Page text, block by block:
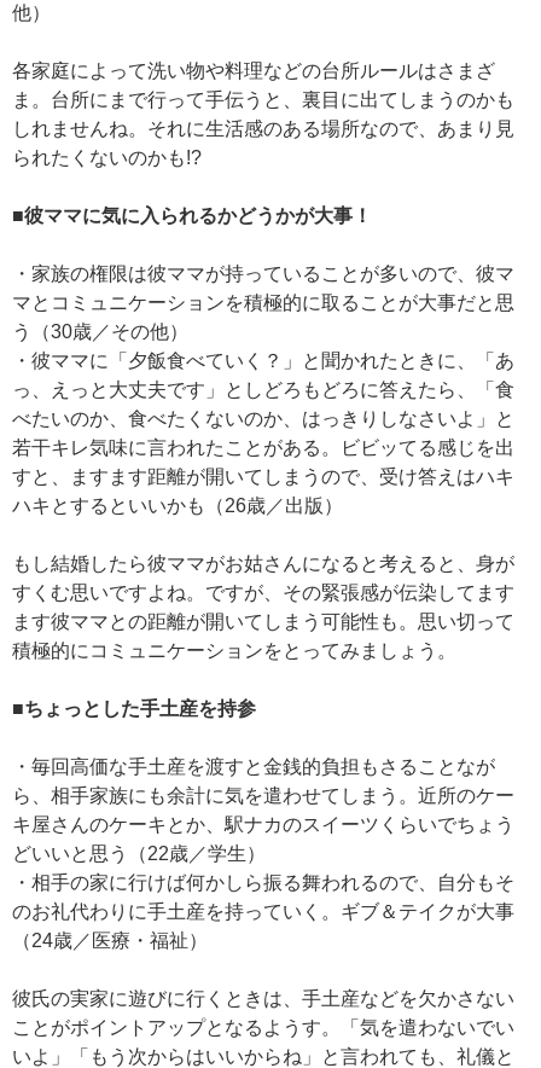
他）
各家庭によって洗い物や料理などの台所ルールはさまざ
ま。台所にまで行って手伝うと、裏目に出てしまうのかも
しれませんね。それに生活感のある場所なので、あまり見
られたくないのかも!?
■彼ママに気に入られるかどうかが大事！
・家族の権限は彼ママが持っていることが多いので、彼マ
マとコミュニケーションを積極的に取ることが大事だと思
う（30歳／その他）
・彼ママに「夕飯食べていく？」と聞かれたときに、「あ
っ、えっと大丈夫です」としどろもどろに答えたら、「食
べたいのか、食べたくないのか、はっきりしなさいよ」と
若干キレ気味に言われたことがある。ビビッてる感じを出
すと、ますます距離が開いてしまうので、受け答えはハキ
ハキとするといいかも（26歳／出版）
もし結婚したら彼ママがお姑さんになると考えると、身が
すくむ思いですよね。ですが、その緊張感が伝染してます
ます彼ママとの距離が開いてしまう可能性も。思い切って
積極的にコミュニケーションをとってみましょう。
■ちょっとした手土産を持参
・毎回高価な手土産を渡すと金銭的負担もさることなが
ら、相手家族にも余計に気を遣わせてしまう。近所のケー
キ屋さんのケーキとか、駅ナカのスイーツくらいでちょう
どいいと思う（22歳／学生）
・相手の家に行けば何かしら振る舞われるので、自分もそ
のお礼代わりに手土産を持っていく。ギブ＆テイクが大事
（24歳／医療・福祉）
彼氏の実家に遊びに行くときは、手土産などを欠かさない
ことがポイントアップとなるようす。「気を遣わないでい
いよ」「もう次からはいいからね」と言われても、礼儀と